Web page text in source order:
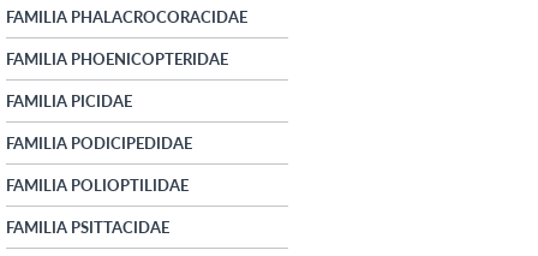
FAMILIA PHALACROCORACIDAE
FAMILIA PHOENICOPTERIDAE
FAMILIA PICIDAE
FAMILIA PODICIPEDIDAE
FAMILIA POLIOPTILIDAE
FAMILIA PSITTACIDAE